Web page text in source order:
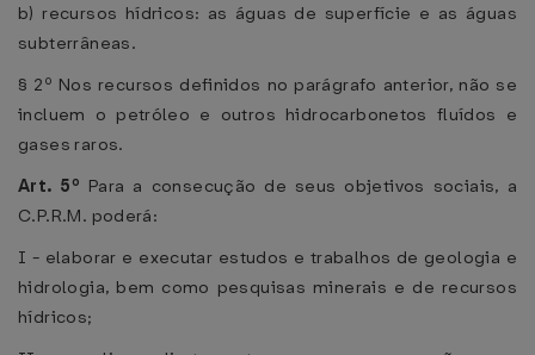
b) recursos hídricos: as águas de superfície e as águas
subterrâneas.
§ 2º Nos recursos definidos no parágrafo anterior, não se
incluem o petróleo e outros hidrocarbonetos fluídos e
gases raros.
Art. 5º Para a consecução de seus objetivos sociais, a
C.P.R.M. poderá:
I - elaborar e executar estudos e trabalhos de geologia e
hidrologia, bem como pesquisas minerais e de recursos
hídricos;